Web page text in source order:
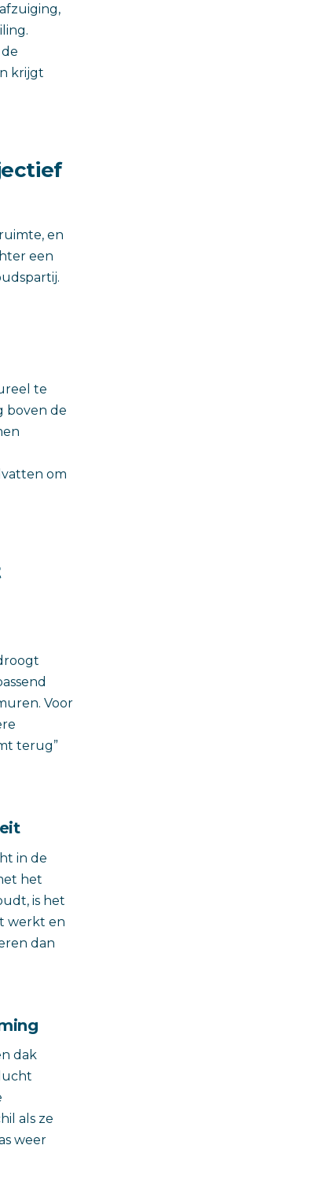
krijgt
en
een
te
boven de
om
Voor
terug”
in de
het
is het
werkt en
dan
dak
als ze
weer